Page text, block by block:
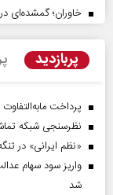
خاوران؛ گمشده‌ای
پربازدید
پرداخت
نظرسنجی شبکه
«نظم ایرانی» در
شد